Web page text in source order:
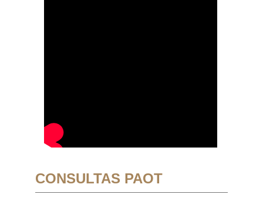
CONSULTAS PAOT